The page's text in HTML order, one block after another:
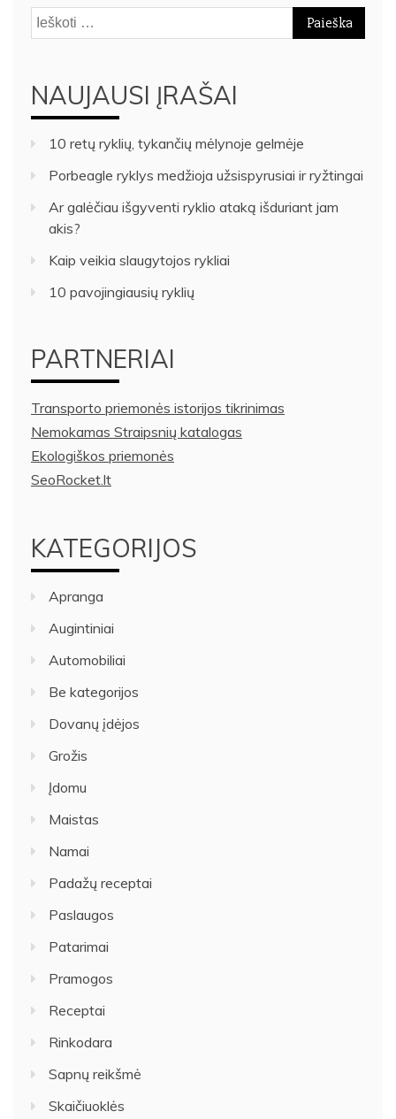
Ieškoti:
NAUJAUSI ĮRAŠAI
10 retų ryklių, tykančių mėlynoje gelmėje
Porbeagle ryklys medžioja užsispyrusiai ir ryžtingai
Ar galėčiau išgyventi ryklio ataką išduriant jam
akis?
Kaip veikia slaugytojos rykliai
10 pavojingiausių ryklių
PARTNERIAI
Transporto priemonės istorijos tikrinimas
Nemokamas Straipsnių katalogas
Ekologiškos priemonės
SeoRocket.lt
KATEGORIJOS
Apranga
Augintiniai
Automobiliai
Be kategorijos
Dovanų įdėjos
Grožis
Įdomu
Maistas
Namai
Padažų receptai
Paslaugos
Patarimai
Pramogos
Receptai
Rinkodara
Sapnų reikšmė
Skaičiuoklės